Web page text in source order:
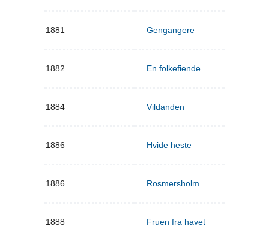
1881 Gengangere
1882 En folkefiende
1884 Vildanden
1886 Hvide heste
1886 Rosmersholm
1888 Fruen fra havet